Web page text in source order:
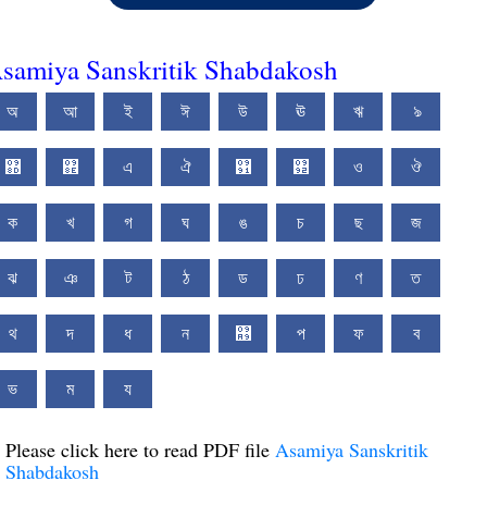
Sanskritik Shabdakosh
অ আ ই ঈ উ ঊ ঋ ঌ
঍ ঎ এ ঐ ঑ ঒ ও ঔ
ক খ গ ঘ ঙ চ ছ জ
ঝ ঞ ট ঠ ড ঢ ণ ত
থ দ ধ ন ঩ প ফ ব
ভ ম য
Please click here to read PDF file Asamiya Sanskritik
Shabdakosh